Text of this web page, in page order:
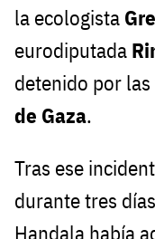
la ecologista
eurodiputada
detenido por
de Gaza.
Tras ese
durante tres
Handala había